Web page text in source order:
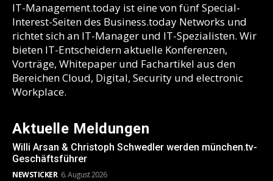
IT-Management.today ist eine von fünf Special-
Interest-Seiten des Business.today Networks und
richtet sich an IT-Manager und IT-Spezialisten. Wir
bieten IT-Entscheidern aktuelle Konferenzen,
Vorträge, Whitepaper und Fachartikel aus den
Bereichen Cloud, Digital, Security und electronic
Workplace.
Aktuelle Meldungen
Willi Arsan & Christoph Schwedler werden münchen.tv-
Geschäftsführer
NEWSTICKER 6. August 2026